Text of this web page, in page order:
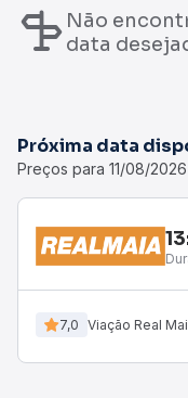
Não
data
Próxima data
Preços para 11/08/2026
7,0 Viação Real